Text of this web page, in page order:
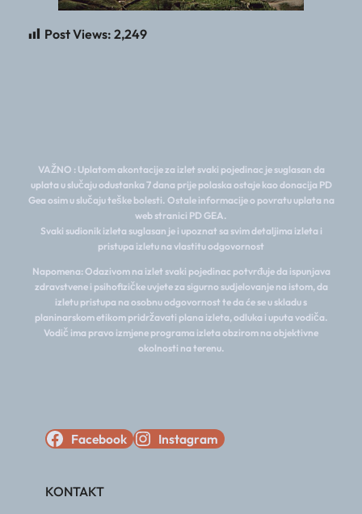
Post Views: 2,249
VAŽNO : Uplatom akontacije za izlet svaki pojedinac je suglasan da
uplata u slučaju odustanka 7 dana prije polaska ostaje kao donacija PD
Gea osim u slučaju teške bolesti. Ostale informacije o povratu uplata na
web stranici PD GEA.
Svaki sudionik izleta suglasan je i upoznat sa svim detaljima izleta i
pristupa izletu na vlastitu odgovornost
Napomena: Odazivom na izlet svaki pojedinac potvrđuje da ispunjava
zdravstvene i psihofizičke uvjete za sigurno sudjelovanje na istom, da
izletu pristupa na osobnu odgovornost te da će se u skladu s
planinarskom etikom pridržavati plana izleta, odluka i uputa vodiča.
Vodič ima pravo izmjene programa izleta obzirom na objektivne
okolnosti na terenu.
Facebook Instagram
KONTAKT